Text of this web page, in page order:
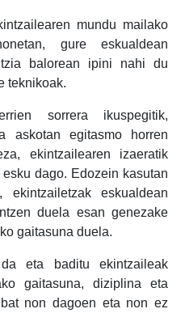
mundu mailako
gure eskualdean
balorean ipini nahi du
teknikoak.
sorrera ikuspegitik,
askotan egitasmo horren
ekintzailearen izaeratik
dago. Edozein kasutan
eskualdean
duela esan genezake
gaitasuna duela.
eta baditu ekintzaileak
gaitasuna, diziplina eta
non dagoen eta non ez